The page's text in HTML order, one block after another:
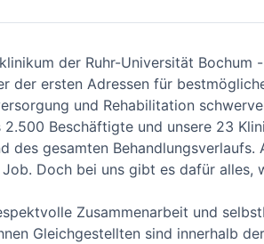
der Ruhr-Universität
der ersten Adressen für
und Rehabilitation
2.500 Beschäftigte und unsere 23
des gesamten
Doch bei uns gibt es dafür alles,
Zusammenarbeit und
Gleichgestellten sind innerhalb